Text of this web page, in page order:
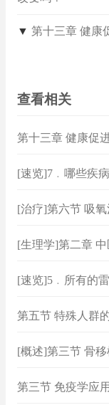
▼ 第十三章 健康
查看相关
第十三章 健康促
[速览]7﹒哪些疾
[治疗]第六节 吸
[生理学]第二章
[速览]5﹒所有的
第五节 特殊人群
[概述]第三节 骨
第三节 免疫学应用